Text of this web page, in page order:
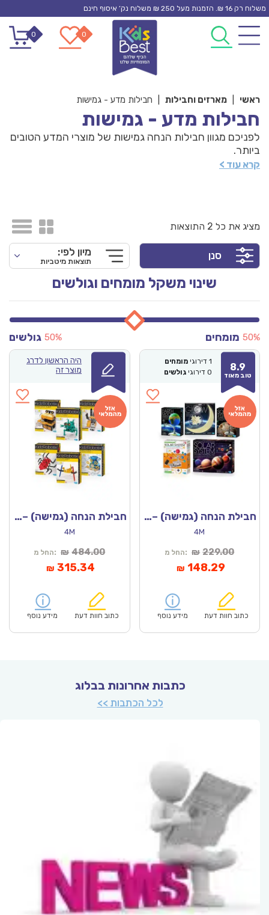
Skip
content
משלוח רק 16 ₪. הזמנות מעל 250 ₪ משלוח נק’ איסוף חינם
0
0
ראשי מארזים וחבילות חבילות מדע - גמישות
חבילות מדע - גמישות
לפניכם מגוון חבילות הנחה גמישות של מוצרי המדע הטובים
ביותר.
בחבילות הגמישות - יש בחירה גדולה יותר של מוצרי
מוזמנים ליהנות ממחיר אטרקטיבי עבור רכישה של מוצרי
מדע מובילים, בחבילות המיוחדות שלנו.
קרא עוד >
מציג את כל 2 התוצאות
סנן מיון לפי:
תוצאות מיטביות
שינוי משקל מומחים וגולשים
מומחים 50% גולשים 50%
8.9
טוב מאוד
1 דירוגי מומחים
0 דירוגי גולשים
חבילת הנחה (גמישה) – מערכת השמש והכוכבים
4M
החל מ: ₪ 229.00המחיר
₪ 148.29המחיר
הוא:
כתוב חוות דעת מידע נוסף
היה הראשון לדרג
מוצר זה
חבילת הנחה (גמישה) – רובוטיקה
4M
החל מ: ₪ 484.00המחיר
₪ 315.34
הוא:
כתוב חוות דעת מידע נוסף
כתבות אחרונות בבלוג
לכל הכתבות >>